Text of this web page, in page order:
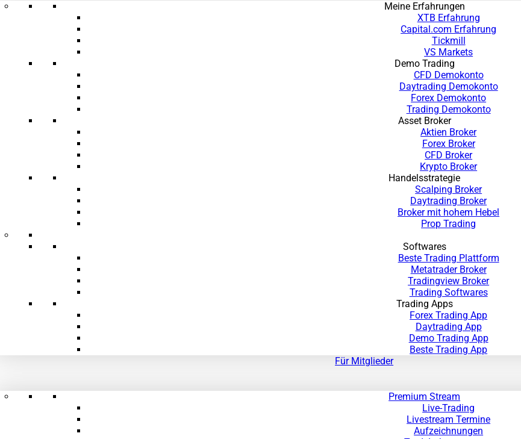
Meine Erfahrungen
XTB Erfahrung
Capital.com Erfahrung
Tickmill
VS Markets
Demo Trading
CFD Demokonto
Daytrading Demokonto
Forex Demokonto
Trading Demokonto
Asset Broker
Aktien Broker
Forex Broker
CFD Broker
Krypto Broker
Handelsstrategie
Scalping Broker
Daytrading Broker
Broker mit hohem Hebel
Prop Trading
Softwares
Beste Trading Plattform
Metatrader Broker
Tradingview Broker
Trading Softwares
Trading Apps
Forex Trading App
Daytrading App
Demo Trading App
Beste Trading App
Für Mitglieder
Premium Stream
Live-Trading
Livestream Termine
Aufzeichnungen